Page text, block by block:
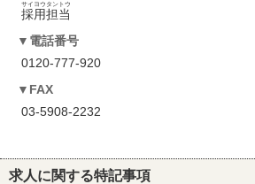
採用担当
サイヨウタントウ
電話番号
0120-777-920
FAX
03-5908-2232
求人に関する特記事項